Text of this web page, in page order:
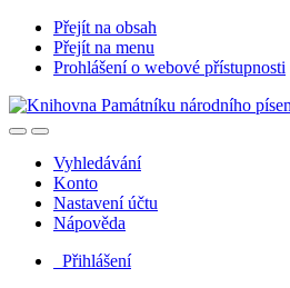
Přejít na obsah
Přejít na menu
Prohlášení o webové přístupnosti
Vyhledávání
Konto
Nastavení účtu
Nápověda
Přihlášení